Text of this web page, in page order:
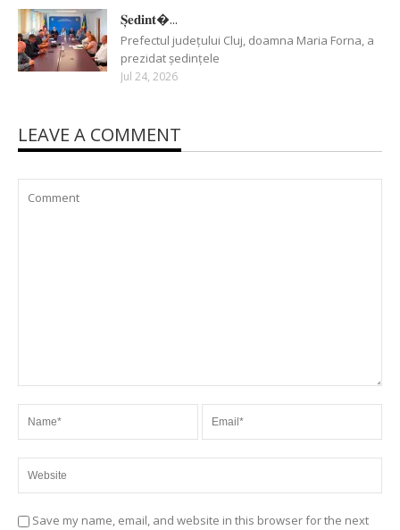
𝐒̦𝐞𝐝𝐢𝐧𝐭�...
Prefectul județului Cluj, doamna Maria Forna, a
prezidat ședințele
Jul 24, 2026
LEAVE A COMMENT
Save my name, email, and website in this browser for the next